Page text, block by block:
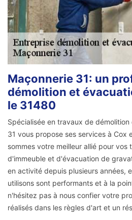
Maçonnerie 31: un
démolition et
le 31480
Spécialisée en travaux de
31 vous propose ses services à Cox
sommes votre meilleur allié pour vos
d'immeuble et d'évacuation de
en activité depuis plusieurs années,
utilisons sont performants et à la
n'hésitez pas à nous confier votre
réalisés dans les règles d'art et un